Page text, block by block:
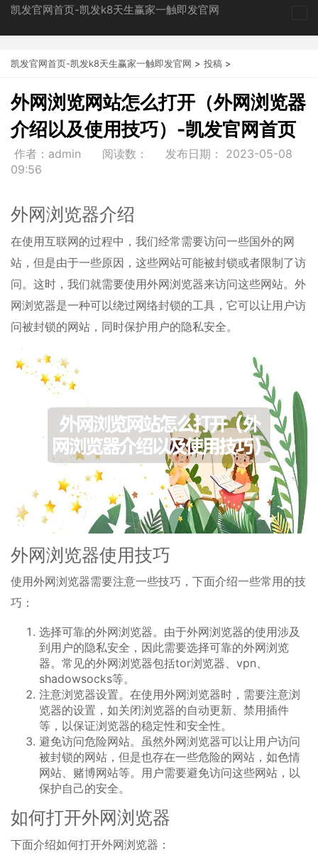
凯发官网首页-凯发k8天生赢家一触即发官网
凯发官网首页-凯发k8天生赢家一触即发官网 > 投稿 >
外网浏览网站怎么打开（外网浏览器
介绍以及使用技巧）-凯发官网首页
作者：admin 阅读数： 发布日期： 2023-05-08
09:56
外网浏览器介绍
在使用互联网的过程中，我们经常需要访问一些国外的网
站，但是由于一些原因，这些网站可能被封锁或者限制了访
问。这时，我们就需要使用外网浏览器来访问这些网站。外
网浏览器是一种可以绕过网络封锁的工具，它可以让用户访
问被封锁的网站，同时保护用户的隐私安全。
外网浏览器使用技巧
使用外网浏览器需要注意一些技巧，下面介绍一些常用的技
巧：
选择可靠的外网浏览器。由于外网浏览器的使用涉及
到用户的隐私安全，因此需要选择可靠的外网浏览
器。常见的外网浏览器包括tor浏览器、vpn、
shadowsocks等。
注意浏览器设置。在使用外网浏览器时，需要注意浏
览器的设置，如关闭浏览器的自动更新、禁用插件
等，以保证浏览器的稳定性和安全性。
避免访问危险网站。虽然外网浏览器可以让用户访问
被封锁的网站，但是也存在一些危险的网站，如色情
网站、赌博网站等。用户需要避免访问这些网站，以
保护自己的安全。
如何打开外网浏览器
下面介绍如何打开外网浏览器：